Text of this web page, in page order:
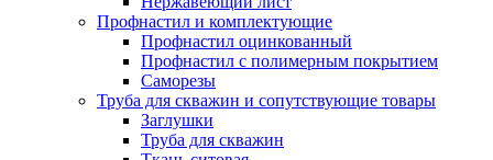
Профнастил и комплектующие
Профнастил оцинкованный
Профнастил с полимерным покрытием
Саморезы
Труба для скважин и сопутствующие товары
Заглушки
Труба для скважин